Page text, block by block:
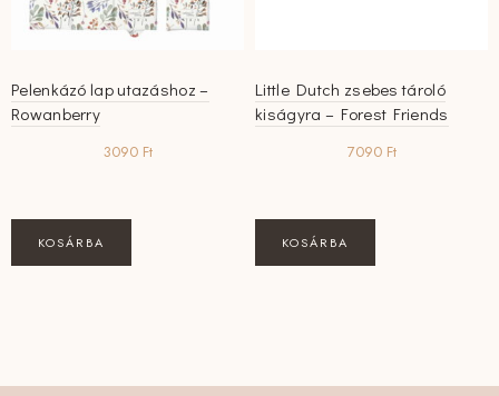
Pelenkázó lap utazáshoz –
Rowanberry
3090 Ft
KOSÁRBA
Little Dutch zsebes tároló
kiságyra – Forest Friends
7090 Ft
KOSÁRBA